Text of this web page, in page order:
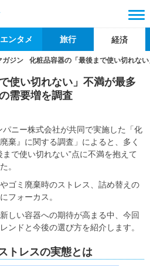
エンタメ 旅行 経済
ガジン 化粧品容器の「最後まで使い切れな
使い切れない」不満が最多
需要増を調査
ニー株式会社が共同で実施した「化
棄』に関する調査」によると、多く
で使い切れない”点に不満を抱えて
。
ゴミ廃棄時のストレス、詰め替えの
フォーカス。
しい容器への期待が高まる中、今回
ンドと今後の選び方を紹介します。
トレスの実態とは